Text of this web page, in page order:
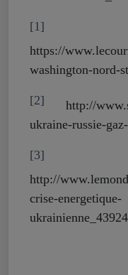
[1]
https://
washington-nord-
[2] http://
ukraine-russie-
[3]
http://
crise-energetique-